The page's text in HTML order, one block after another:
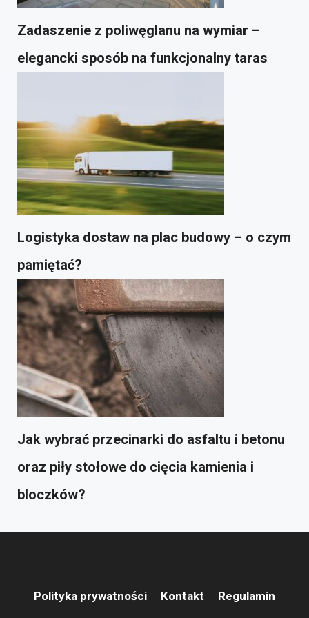
Zadaszenie z poliwęglanu na wymiar –
elegancki sposób na funkcjonalny taras
Logistyka dostaw na plac budowy – o czym
pamiętać?
Jak wybrać przecinarki do asfaltu i betonu
oraz piły stołowe do cięcia kamienia i
bloczków?
Polityka prywatności Kontakt Regulamin